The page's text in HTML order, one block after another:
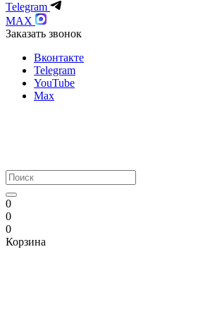
Telegram
MAX
Заказать звонок
Вконтакте
Telegram
YouTube
Max
0
0
0
Корзина